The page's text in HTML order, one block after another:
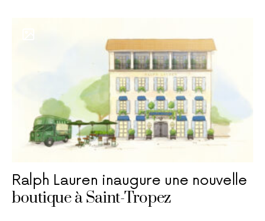
Ralph Lauren inaugure une nouvelle
boutique à Saint-Tropez